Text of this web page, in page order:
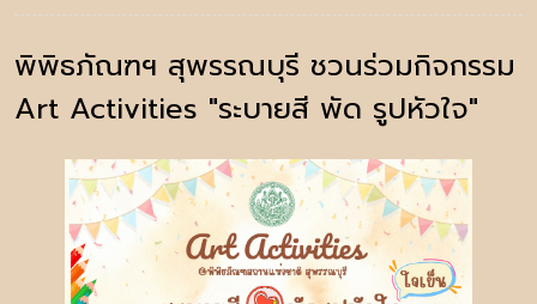
พิพิธภัณฑฯ สุพรรณบุรี ชวนร่วมกิจกรรม
Art Activities "ระบายสี พัด รูปหัวใจ"